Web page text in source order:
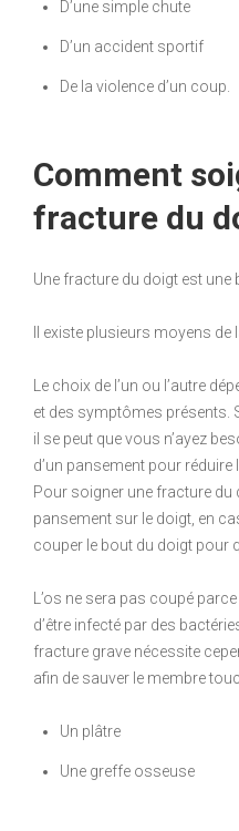
D’une simple chute
D’un accident sportif
De la violence d’un coup.
Comment
fracture du
Une fracture du doigt est une
Il existe plusieurs moyens de
Le choix de l’un ou l’autre
et des symptômes présents.
il se peut que vous n’ayez
d’un pansement pour
Pour soigner une fracture du
pansement sur le doigt, en
couper le bout du doigt pour
L’os ne sera pas coupé
d’être infecté par des
fracture grave nécessite
afin de sauver le membre
Un plâtre
Une greffe osseuse